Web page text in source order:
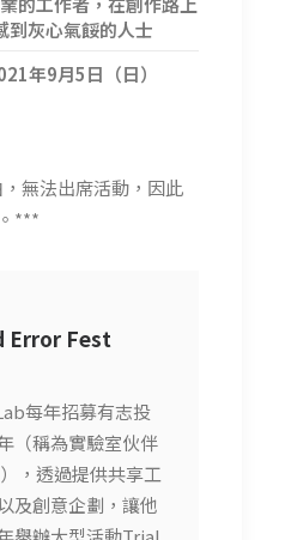
到灰心氣餒的人士
年9月5日（日）
無法出席活動，因此
***
Error Fest
每年招募有志投
（稱為實驗室伙伴
，透過提供共享工
及創意企劃，讓他